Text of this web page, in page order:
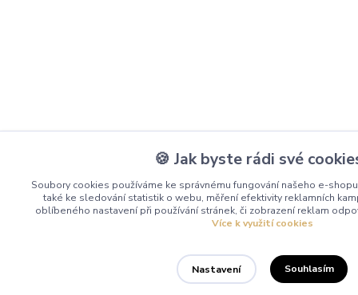
🍪 Jak byste rádi své
Soubory cookies používáme ke správnému fungování našeho e-
také ke sledování statistik o webu, měření efektivity reklamních
oblíbeného nastavení při používání stránek, či zobrazení reklam
Více k využití cookies
Nastavení Souhlasím